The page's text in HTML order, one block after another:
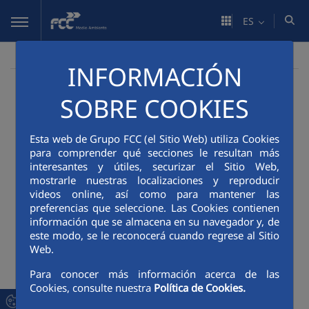
Saltar al contenido principal
INFORMACIÓN
SOBRE COOKIES
Esta web de Grupo FCC (el Sitio Web) utiliza Cookies
para comprender qué secciones le resultan más
interesantes y útiles, securizar el Sitio Web,
mostrarle nuestras localizaciones y reproducir
videos online, así como para mantener las
preferencias que seleccione. Las Cookies contienen
información que se almacena en su navegador y, de
este modo, se le reconocerá cuando regrese al Sitio
Web.
Para conocer más información acerca de las
Cookies, consulte nuestra Política de Cookies.
ES
Área Corporativa
Bienvenida del director general
Bienvenida del director general
Quiénes somos
Presentación e historia
Principales magnitudes
Presencia en el mundo
FCCenviro
FCCenviro
Servicios Municipales